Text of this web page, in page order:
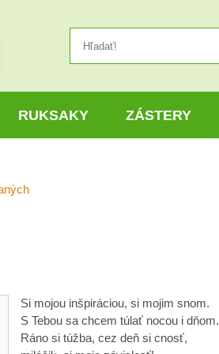
RUKSAKY ZÁSTERY
Si mojou inšpiráciou, si mojim snom.
S Tebou sa chcem túlať nocou i dňom.
Ráno si túžba, cez deň si cnosť,